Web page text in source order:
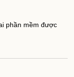
phần mềm được